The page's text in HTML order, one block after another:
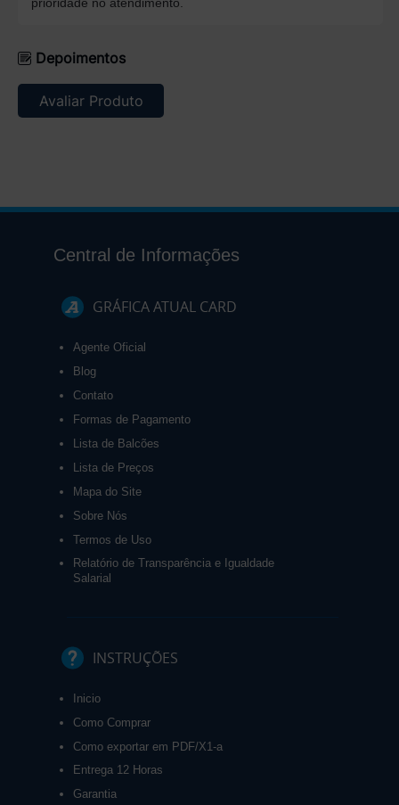
Depoimentos
Avaliar Produto
Central de Informações
GRÁFICA ATUAL CARD
Agente Oficial
Blog
Contato
Formas de Pagamento
Lista de Balcões
Lista de Preços
Mapa do Site
Sobre Nós
Termos de Uso
Relatório de Transparência e Igualdade
Salarial
INSTRUÇÕES
Inicio
Como Comprar
Como exportar em PDF/X1-a
Entrega 12 Horas
Garantia